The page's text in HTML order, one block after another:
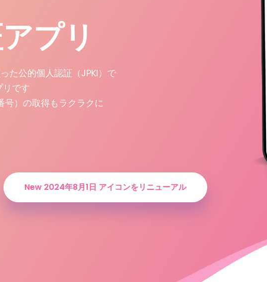
プリ
た公的個人認証（JPKI）で
です
号）の取得もラクラクに
New 2024年8月1日 アイコンをリニューアル​